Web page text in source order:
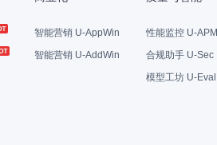
智能营销 U-AppWin
智能营销 U-AddWin
性能监控 U-APM
合规助手 U-Sec
模型工坊 U-Eval